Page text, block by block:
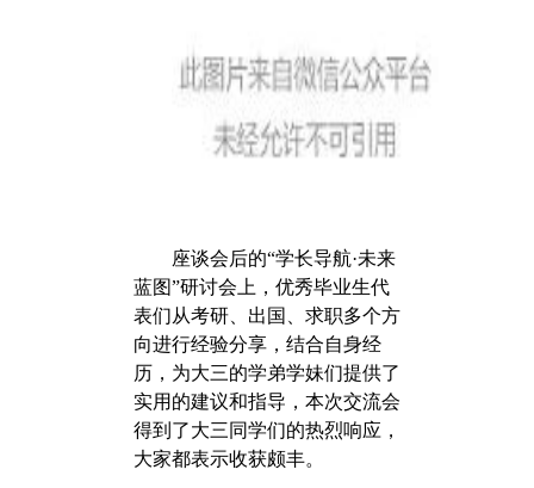
座谈会后的“学长导航·未来
蓝图”研讨会上，优秀毕业生代
表们从考研、出国、求职多个方
向进行经验分享，结合自身经
历，为大三的学弟学妹们提供了
实用的建议和指导，本次交流会
得到了大三同学们的热烈响应，
大家都表示收获颇丰。